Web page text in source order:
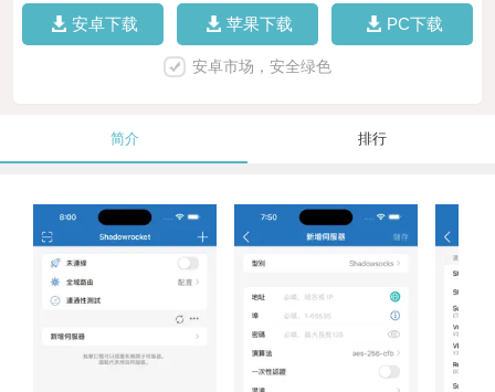
安卓下载 苹果下载 PC下载
安卓市场，安全绿色
简介 排行